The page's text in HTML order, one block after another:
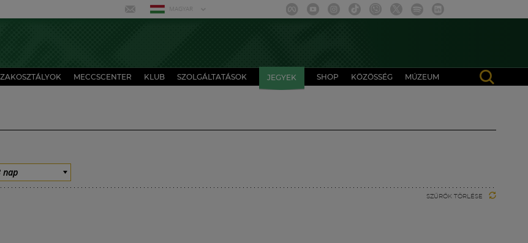
MAGYAR
MECCSCENTER KLUB SZOLGÁLTATÁSOK JEGYEK SHOP KÖZÖSSÉG MÚZEUM
nap
SZŰRŐK TÖRLÉSE